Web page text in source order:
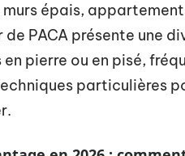
épais,
PACA présente une
pierre ou en pisé,
particulières